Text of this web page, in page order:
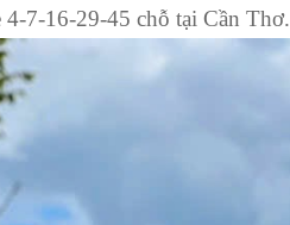
7-16-29-45 chỗ tại Cần Thơ.